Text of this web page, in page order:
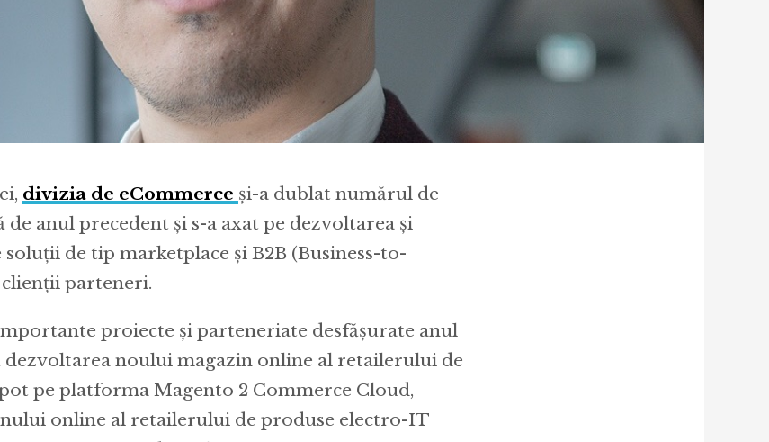
divizia de eCommerce și-a dublat numărul de
de anul precedent și s-a axat pe dezvoltarea și
de tip marketplace și B2B (Business-to-
parteneri.
proiecte și parteneriate desfășurate anul
dezvoltarea noului magazin online al retailerului de
pe platforma Magento 2 Commerce Cloud,
online al retailerului de produse electro-IT